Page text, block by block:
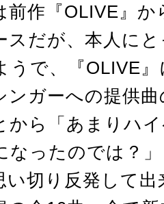
前作『OLIVE』
スだが、本人に
うで、『OLIVE
ンガーへの提供
から「あまりハ
なったのでは？
い切り反発して